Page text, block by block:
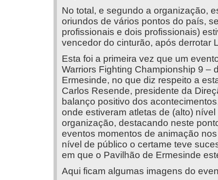
No total, e segundo a organização,
oriundos de vários pontos do país,
profissionais e dois profissionais)
vencedor do cinturão, após derrotar
Esta foi a primeira vez que um
Warriors Fighting Championship 9 –
Ermesinde, no que diz respeito a
Carlos Resende, presidente da
balanço positivo dos
onde estiveram atletas de (alto)
organização, destacando neste
eventos momentos de animação
nível de público o certame teve
em que o Pavilhão de Ermesinde
Aqui ficam algumas imagens do